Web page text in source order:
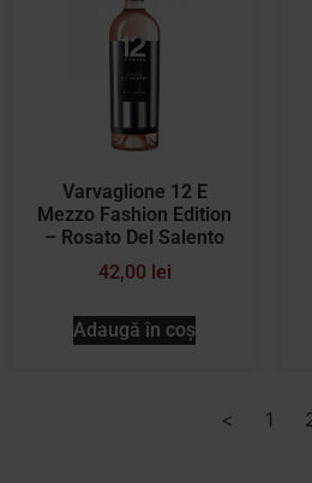
Varvaglione 12 E
Mezzo Fashion Edition
– Rosato Del Salento
42,00 lei
Adaugă în coș
< 1